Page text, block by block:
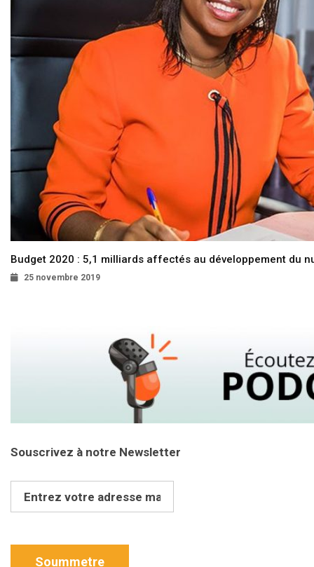
Budget 2020 : 5,1 milliards affectés au développement du
25 novembre 2019
Souscrivez à notre Newsletter